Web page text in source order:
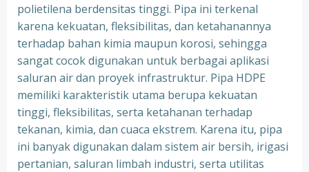
polietilena berdensitas tinggi. Pipa ini terkenal
karena kekuatan, fleksibilitas, dan ketahanannya
terhadap bahan kimia maupun korosi, sehingga
sangat cocok digunakan untuk berbagai aplikasi
saluran air dan proyek infrastruktur. Pipa HDPE
memiliki karakteristik utama berupa kekuatan
tinggi, fleksibilitas, serta ketahanan terhadap
tekanan, kimia, dan cuaca ekstrem. Karena itu, pipa
ini banyak digunakan dalam sistem air bersih, irigasi
pertanian, saluran limbah industri, serta utilitas